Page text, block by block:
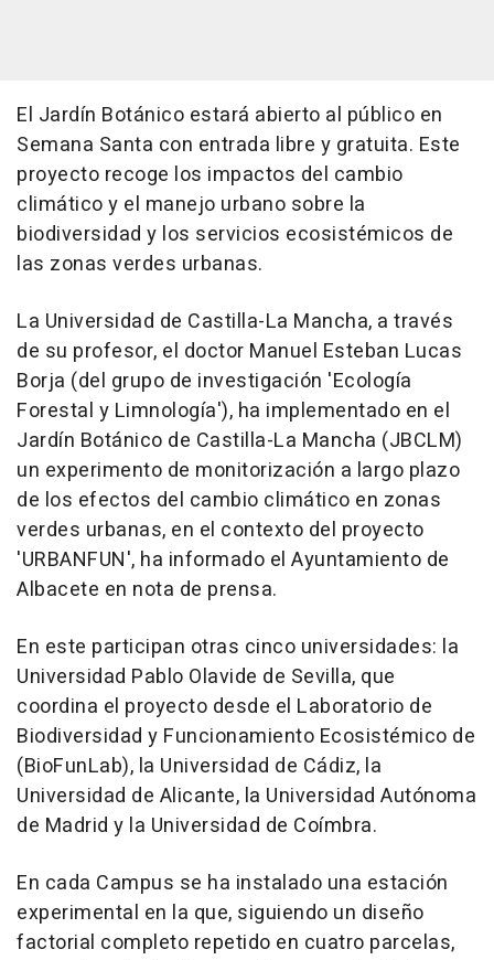
El Jardín Botánico estará abierto al público en
Semana Santa con entrada libre y gratuita. Este
proyecto recoge los impactos del cambio
climático y el manejo urbano sobre la
biodiversidad y los servicios ecosistémicos de
las zonas verdes urbanas.
La Universidad de Castilla-La Mancha, a través
de su profesor, el doctor Manuel Esteban Lucas
Borja (del grupo de investigación 'Ecología
Forestal y Limnología'), ha implementado en el
Jardín Botánico de Castilla-La Mancha (JBCLM)
un experimento de monitorización a largo plazo
de los efectos del cambio climático en zonas
verdes urbanas, en el contexto del proyecto
'URBANFUN', ha informado el Ayuntamiento de
Albacete en nota de prensa.
En este participan otras cinco universidades: la
Universidad Pablo Olavide de Sevilla, que
coordina el proyecto desde el Laboratorio de
Biodiversidad y Funcionamiento Ecosistémico de
(BioFunLab), la Universidad de Cádiz, la
Universidad de Alicante, la Universidad Autónoma
de Madrid y la Universidad de Coímbra.
En cada Campus se ha instalado una estación
experimental en la que, siguiendo un diseño
factorial completo repetido en cuatro parcelas,